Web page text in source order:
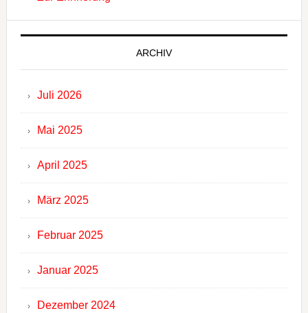
ARCHIV
Juli 2026
Mai 2025
April 2025
März 2025
Februar 2025
Januar 2025
Dezember 2024